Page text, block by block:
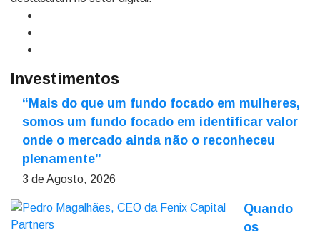
Investimentos
“Mais do que um fundo focado em mulheres,
somos um fundo focado em identificar valor
onde o mercado ainda não o reconheceu
plenamente”
3 de Agosto, 2026
Quando
os